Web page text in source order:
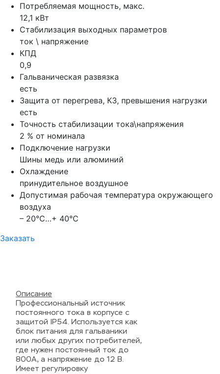
Потребляемая мощность, макс.
12,1 кВт
Стабилизация выходных параметров
ток \ напряжение
КПД
0,9
Гальваническая развязка
есть
Защита от перегрева, КЗ, превышения нагрузки
есть
Точность стабилизации тока\напряжения
2 % от номинала
Подключение нагрузки
Шины медь или алюминий
Охлаждение
принудительное воздушное
Допустимая рабочая температура окружающего
воздуха
– 20°С…+ 40°С
Заказать
Описание
Профессиональный источник
постоянного тока в корпусе с
защитой IP54. Используется как
блок питания для гальваники
или любых других потребителей,
где нужен постоянный ток до
800А, а напряжение до 12 В.
Имеет регулировку